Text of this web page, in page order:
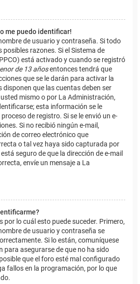
me puedo identificar!
de usuario y contraseña. Si todo
razones. Si el Sistema de
está activado y cuando se registró
de 13 añosentonces tendrá que
que se le darán para activar la
que las cuentas deben ser
mismo o por La Administración,
esta información se le
de registro. Si se le envió un e-
Si no recibió ningún e-mail,
de correo electrónico que
o tal vez haya sido capturada por
seguro de que la dirección de e-mail
envíe un mensaje a La
por lo cuál esto puede suceder. Primero,
de usuario y contraseña se
Si lo están, comuníquese
para asegurarse de que no ha sido
que el foro esté mal configurado
fallos en la programación, por lo que